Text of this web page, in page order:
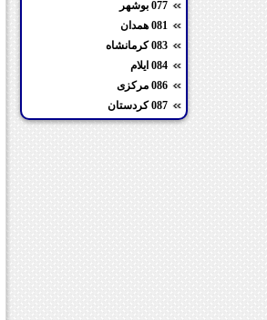
077 بوشهر
081 همدان
083 کرمانشاه
084 ایلام
086 مرکزی
087 کردستان